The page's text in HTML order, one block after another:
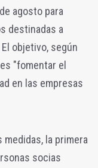
agosto para
destinadas a
objetivo, según
"fomentar el
en las empresas
la primera
socias